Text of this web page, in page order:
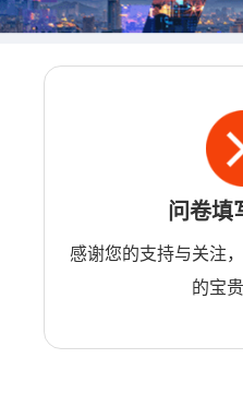
问卷填
感谢您的支持与关注
的宝